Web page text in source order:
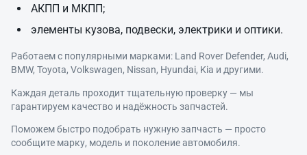
АКПП и МКПП;
элементы кузова, подвески, электрики и оптики.
Работаем с популярными марками: Land Rover Defender, Audi,
BMW, Toyota, Volkswagen, Nissan, Hyundai, Kia и другими.
Каждая деталь проходит тщательную проверку — мы
гарантируем качество и надёжность запчастей.
Поможем быстро подобрать нужную запчасть — просто
сообщите марку, модель и поколение автомобиля.